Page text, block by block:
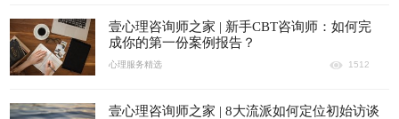
壹心理咨询师之家 | 新手CBT咨询师：如何完
成你的第一份案例报告？
心理服务精选 1512
壹心理咨询师之家 | 8大流派如何定位初始访谈